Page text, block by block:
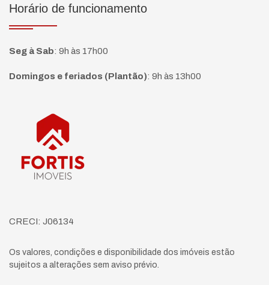
Horário de funcionamento
Seg à Sab: 9h às 17h00
Domingos e feriados (Plantão): 9h às 13h00
Página inicial
CRECI: J06134
Os valores, condições e disponibilidade dos imóveis estão
sujeitos a alterações sem aviso prévio.